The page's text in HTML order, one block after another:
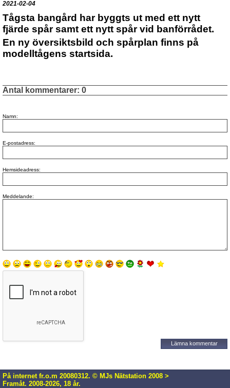
2021-02-04
Tågsta bangård har byggts ut med ett nytt
fjärde spår samt ett nytt spår vid banförrådet.
En ny översiktsbild och spårplan finns på
modelltågens startsida.
Antal kommentarer: 0
Namn:
E-postadress:
Hemsideadress:
Meddelande:
På internet fr.o.m 20080312. © MJs Nätstation 2008 >
Framåt. 2008-2026, 18 år.